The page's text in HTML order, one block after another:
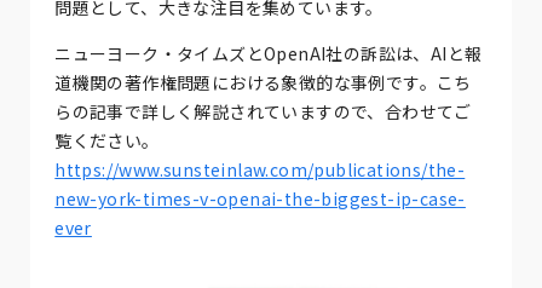
問題として、大きな注目を集めています。
ニューヨーク・タイムズとOpenAI社の訴訟は、AIと報
道機関の著作権問題における象徴的な事例です。こち
らの記事で詳しく解説されていますので、合わせてご
覧ください。
https://www.sunsteinlaw.com/publications/the-
new-york-times-v-openai-the-biggest-ip-case-
ever